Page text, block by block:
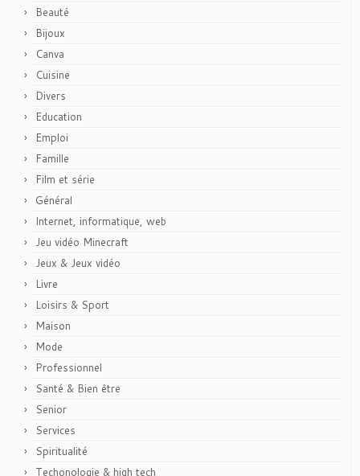
Beauté
Bijoux
Canva
Cuisine
Divers
Education
Emploi
Famille
Film et série
Général
Internet, informatique, web
Jeu vidéo Minecraft
Jeux & Jeux vidéo
Livre
Loisirs & Sport
Maison
Mode
Professionnel
Santé & Bien être
Senior
Services
Spiritualité
Techonologie & high tech